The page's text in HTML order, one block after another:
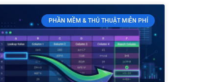
PHẦN MỀM & THỦ THUẬT MIỄN PHÍ